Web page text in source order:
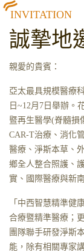
INVITATION
誠摯地
親愛的貴賓：
亞太最具規模醫療
日~12月7日舉辦。
暨再生醫學(脊髓損
CAR-T治療、消化
醫療、淨斯本草、
鄉全人整合照護、
實、國際醫療與新
「中西智慧精準健
合療暨精準醫療；
團隊聯手研發淨斯
能，除有相關專家